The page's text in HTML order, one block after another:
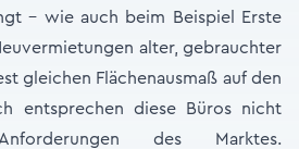
– wie auch beim Beispiel Erste
alter, gebrauchter
gleichen Flächenausmaß auf den
entsprechen diese Büros nicht
des Marktes.